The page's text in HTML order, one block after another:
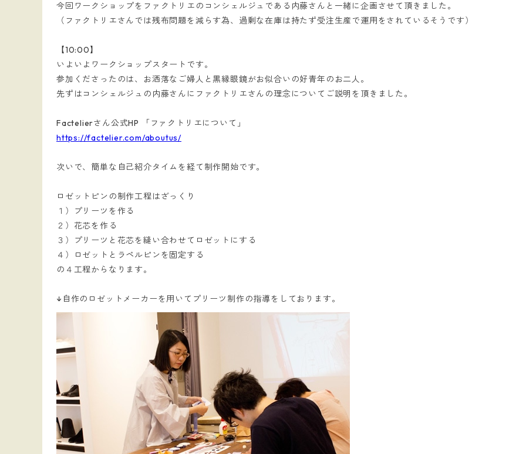
今回ワークショップをファクトリエのコンシェルジュである内藤さんと一緒に企画させて頂きました。
（ファクトリエさんでは残布問題を減らす為、過剰な在庫は持たず受注生産で運用をされているそうです）
【10:00】
いよいよワークショップスタートです。
参加くださったのは、お洒落なご婦人と黒縁眼鏡がお似合いの好青年のお二人。
先ずはコンシェルジュの内藤さんにファクトリエさんの理念についてご説明を頂きました。
Factelierさん公式HP 「ファクトリエについて」
https://factelier.com/aboutus/
次いで、簡単な自己紹介タイムを経て制作開始です。
ロゼットピンの制作工程はざっくり
１）プリーツを作る
２）花芯を作る
３）プリーツと花芯を縫い合わせてロゼットにする
４）ロゼットとラペルピンを固定する
の４工程からなります。
↓自作のロゼットメーカーを用いてプリーツ制作の指導をしております。